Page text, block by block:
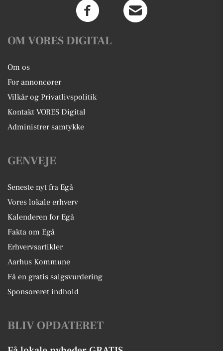
OM VORES DIGITAL
Om os
For annoncører
Vilkår og Privatlivspolitik
Kontakt VORES Digital
Administrer samtykke
GENVEJE
Seneste nyt fra Egå
Vores lokale erhverv
Kalenderen for Egå
Fakta om Egå
Erhvervsartikler
Aarhus Kommune
Få en gratis salgsvurdering
Sponsoreret indhold
BLIV OPDATERET